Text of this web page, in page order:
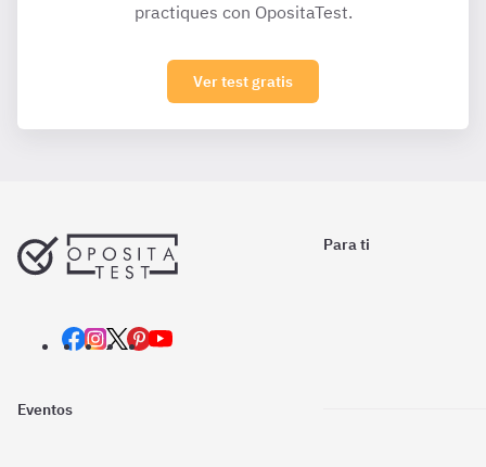
practiques con OpositaTest.
Ver test gratis
Para ti
Eventos